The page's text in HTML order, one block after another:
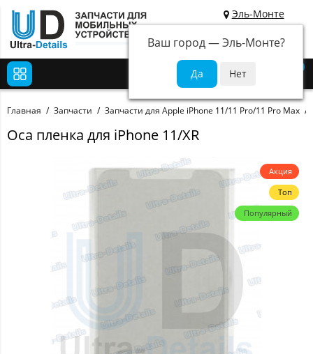
Эль-Монте
Ваш город —Эль-Монте?
Главная Запчасти Запчасти для Apple iPhone 11/11 Pro/11 Pro Max
Oca пленка для iPhone 11/XR
Акция
Топ
Популярный